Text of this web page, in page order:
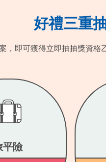
好禮三重
，即可獲得立即抽抽獎資格
平險